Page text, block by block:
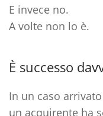
E invece no.
A volte non lo è.
È successo
In un caso
un acquirente ha